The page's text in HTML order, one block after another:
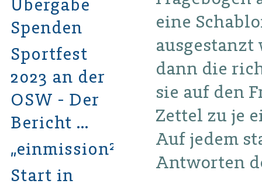
eine
dann die
sie auf den
Zettel zu je
Auf jedem
Antworten
Übergabe
Spenden
Sportfest
2023 an der
OSW - Der
Bericht …
„einmission²“
Start in